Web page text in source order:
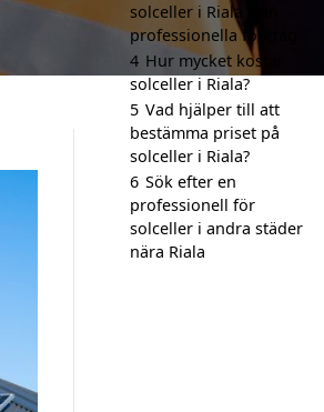
solceller i Riala från
professionella företag
4 Hur mycket kostar
solceller i Riala?
5 Vad hjälper till att
bestämma priset på
solceller i Riala?
6 Sök efter en
professionell för
solceller i andra städer
nära Riala